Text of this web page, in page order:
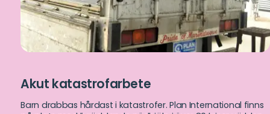
Akut katastrofarbete
Barn drabbas hårdast i katastrofer. Plan International finns